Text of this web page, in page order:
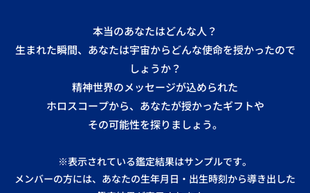
本当のあなたはどんな人？
生まれた瞬間、あなたは宇宙からどんな使命を授かったので
しょうか？
精神世界のメッセージが込められた
ホロスコープから、あなたが授かったギフトや
その可能性を探りましょう。
※表示されている鑑定結果はサンプルです。
メンバーの方には、あなたの生年月日・出生時刻から導き出した